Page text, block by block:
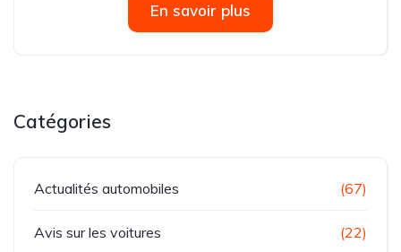
En savoir plus
Catégories
Actualités automobiles (67)
Avis sur les voitures (22)